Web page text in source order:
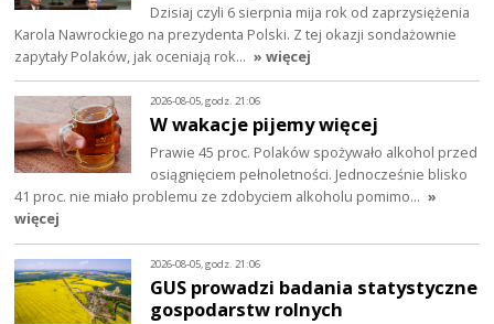
Dzisiaj czyli 6 sierpnia mija rok od zaprzysiężenia
Karola Nawrockiego na prezydenta Polski. Z tej okazji sondażownie
zapytały Polaków, jak oceniają rok… » więcej
2026-08-05, godz. 21:06
W wakacje pijemy więcej
Prawie 45 proc. Polaków spożywało alkohol przed
osiągnięciem pełnoletności. Jednocześnie blisko
41 proc. nie miało problemu ze zdobyciem alkoholu pomimo… »
więcej
2026-08-05, godz. 21:06
GUS prowadzi badania statystyczne
gospodarstw rolnych